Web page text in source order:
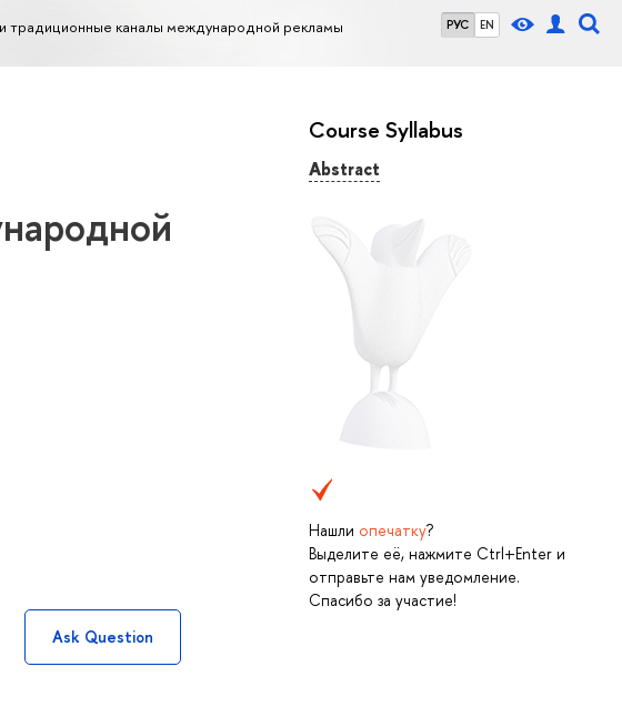
РУС EN
традиционные каналы международной рекламы
Course Syllabus
Abstract
Нашли опечатку?
Выделите её, нажмите Ctrl+Enter и
отправьте нам уведомление.
Спасибо за участие!
Ask Question